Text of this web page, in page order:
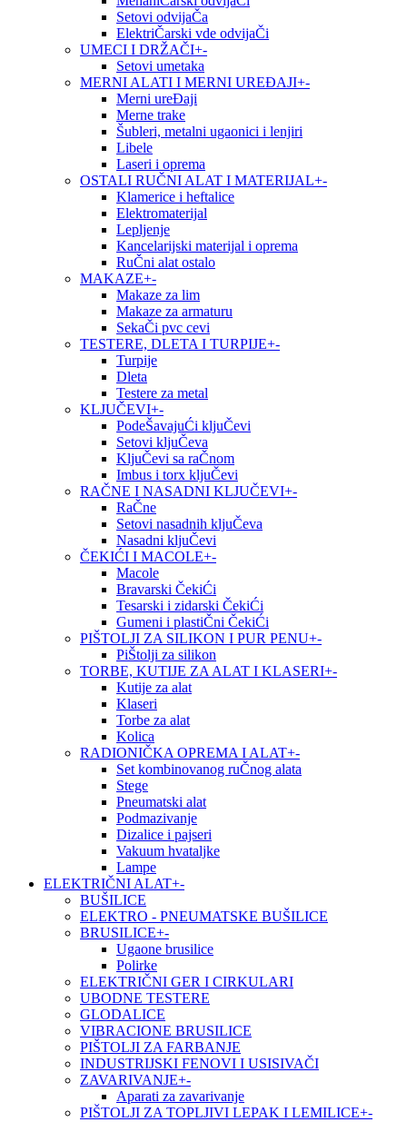
Setovi odvijaČa
ElektriČarski vde odvijaČi
UMECI I DRŽAČI+-
Setovi umetaka
MERNI ALATI I MERNI UREĐAJI+-
Merni ureĐaji
Merne trake
Šubleri, metalni ugaonici i lenjiri
Libele
Laseri i oprema
OSTALI RUČNI ALAT I MATERIJAL+-
Klamerice i heftalice
Elektromaterijal
Lepljenje
Kancelarijski materijal i oprema
RuČni alat ostalo
MAKAZE+-
Makaze za lim
Makaze za armaturu
SekaČi pvc cevi
TESTERE, DLETA I TURPIJE+-
Turpije
Dleta
Testere za metal
KLJUČEVI+-
PodeŠavajuĆi kljuČevi
Setovi kljuČeva
KljuČevi sa raČnom
Imbus i torx kljuČevi
RAČNE I NASADNI KLJUČEVI+-
RaČne
Setovi nasadnih kljuČeva
Nasadni kljuČevi
ČEKIĆI I MACOLE+-
Macole
Bravarski ČekiĆi
Tesarski i zidarski ČekiĆi
Gumeni i plastiČni ČekiĆi
PIŠTOLJI ZA SILIKON I PUR PENU+-
PiŠtolji za silikon
TORBE, KUTIJE ZA ALAT I KLASERI+-
Kutije za alat
Klaseri
Torbe za alat
Kolica
RADIONIČKA OPREMA I ALAT+-
Set kombinovanog ruČnog alata
Stege
Pneumatski alat
Podmazivanje
Dizalice i pajseri
Vakuum hvataljke
Lampe
ELEKTRIČNI ALAT+-
BUŠILICE
ELEKTRO - PNEUMATSKE BUŠILICE
BRUSILICE+-
Ugaone brusilice
Polirke
ELEKTRIČNI GER I CIRKULARI
UBODNE TESTERE
GLODALICE
VIBRACIONE BRUSILICE
PIŠTOLJI ZA FARBANJE
INDUSTRIJSKI FENOVI I USISIVAČI
ZAVARIVANJE+-
Aparati za zavarivanje
PIŠTOLJI ZA TOPLJIVI LEPAK I LEMILICE+-